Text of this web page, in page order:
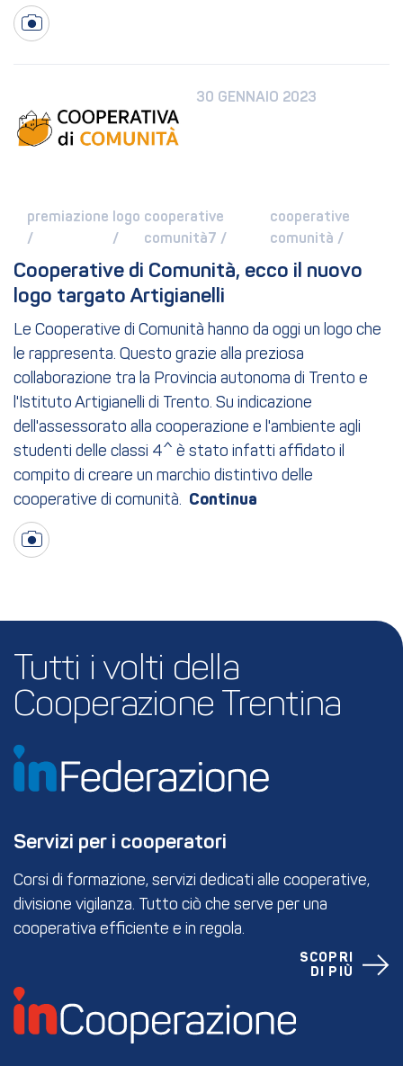
30 GENNAIO 2023
premiazione
/
logo
/
cooperative
comunità7 /
cooperative
comunità /
Cooperative di Comunità, ecco il nuovo
logo targato Artigianelli
Le Cooperative di Comunità hanno da oggi un logo che
le rappresenta. Questo grazie alla preziosa
collaborazione tra la Provincia autonoma di Trento e
l'Istituto Artigianelli di Trento. Su indicazione
dell'assessorato alla cooperazione e l'ambiente agli
studenti delle classi 4^ è stato infatti affidato il
compito di creare un marchio distintivo delle
cooperative di comunità.
Tutti i volti della
Cooperazione Trentina
Servizi per i cooperatori
Corsi di formazione, servizi dedicati alle cooperative,
divisione vigilanza. Tutto ciò che serve per una
cooperativa efficiente e in regola.
SCOPRI
DI PIÙ